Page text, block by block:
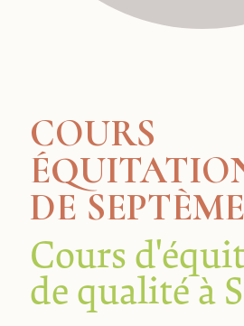
COURS
DE SEPTÈME
Cours
de qualité à